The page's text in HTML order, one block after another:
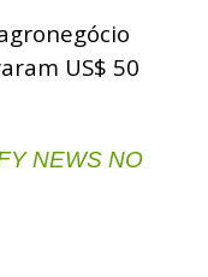
US$ 50
NEWS NO